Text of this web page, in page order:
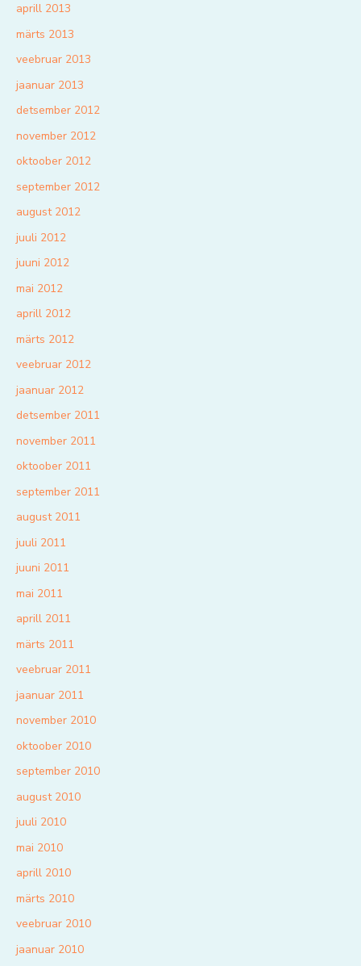
aprill 2013
märts 2013
veebruar 2013
jaanuar 2013
detsember 2012
november 2012
oktoober 2012
september 2012
august 2012
juuli 2012
juuni 2012
mai 2012
aprill 2012
märts 2012
veebruar 2012
jaanuar 2012
detsember 2011
november 2011
oktoober 2011
september 2011
august 2011
juuli 2011
juuni 2011
mai 2011
aprill 2011
märts 2011
veebruar 2011
jaanuar 2011
november 2010
oktoober 2010
september 2010
august 2010
juuli 2010
mai 2010
aprill 2010
märts 2010
veebruar 2010
jaanuar 2010